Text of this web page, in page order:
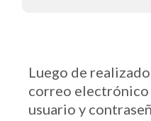
Luego de
correo electrónico
usuario y